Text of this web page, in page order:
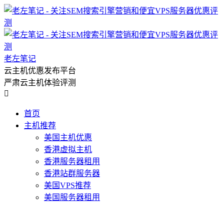
老左笔记
云主机优惠发布平台
严肃云主机体验评测

首页
主机推荐
美国主机优惠
香港虚拟主机
香港服务器租用
香港站群服务器
美国VPS推荐
美国服务器租用